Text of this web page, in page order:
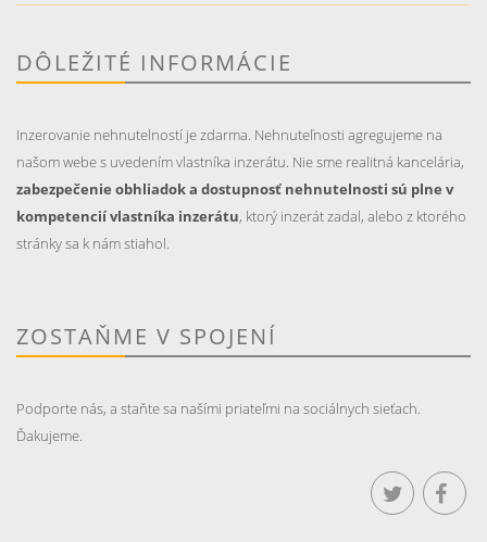
DÔLEŽITÉ INFORMÁCIE
Inzerovanie nehnutelností je zdarma. Nehnuteľnosti agregujeme na
našom webe s uvedením vlastníka inzerátu. Nie sme realitná kancelária,
zabezpečenie obhliadok a dostupnosť nehnutelnosti sú plne v
kompetencií vlastníka inzerátu, ktorý inzerát zadal, alebo z ktorého
stránky sa k nám stiahol.
ZOSTAŇME V SPOJENÍ
Podporte nás, a staňte sa našími priateľmi na sociálnych sieťach.
Ďakujeme.